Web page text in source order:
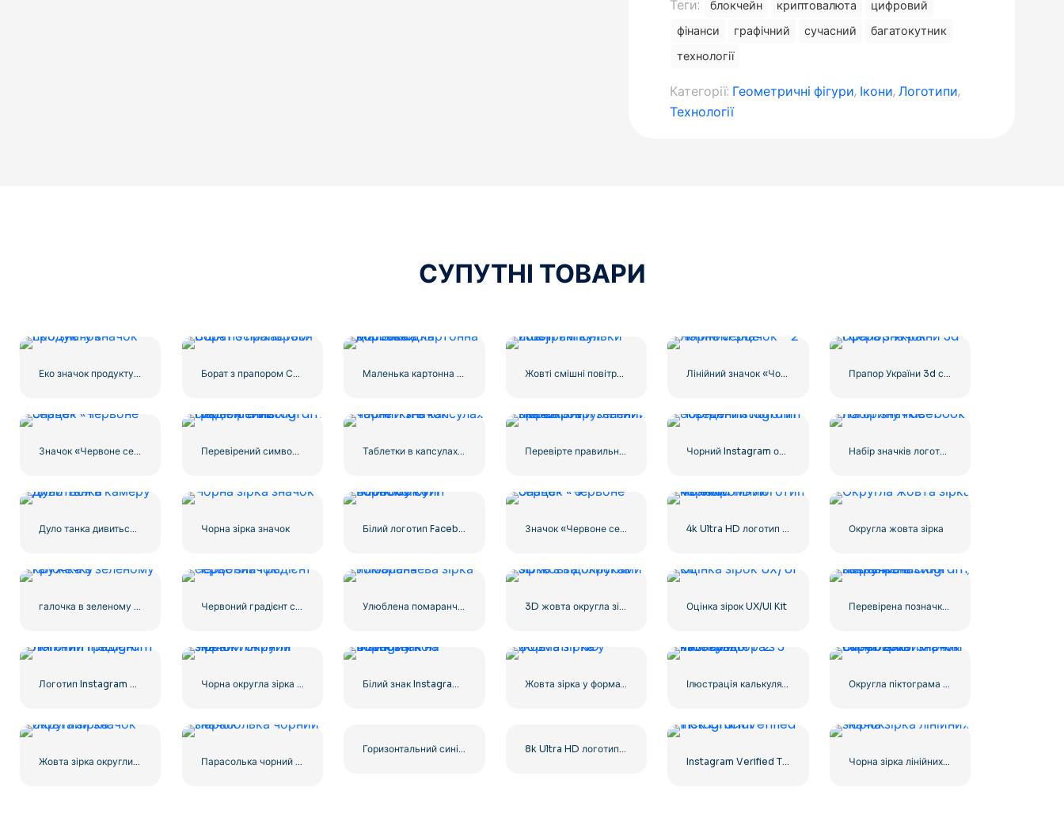
Теги:
блокчейн криптовалюта
цифровий
фінанси
графічний сучасний
багатокутник
технології
Категорії: Геометричні фігури, Ікони,Логотипи,
Технології
СУПУТНІ ТОВАРИ
Еко значок продукту значок Борат з прапором США посміхається Маленька картонна коробка для доставки Жовті смішні повітряні кульки Emoji Лінійний значок «Чорне серце» – 2 Прапор України 3d сфера значок
Значок «Червоне серце» – 1 Перевірений символ синього градієнта Instagram Таблетки в капсулах чорний значок Перевірте правильний зелений значок, округлений Чорний Instagram обведений логотип Набір значків логотипу Facebook
Дуло танка дивиться в камеру Чорна зірка значок Білий логотип Facebook у чорному колі Значок «Червоне серце» – 3 4k Ultra HD логотип чорний монохромний Округла жовта зірка
галочка в зеленому кружечку Червоний градієнт серце значок Улюблена помаранчева зірка 3D жовта округла зірка з відблисками Оцінка зірок UX/UI Kit Перевірена позначка Instagram, закруглена синя
Логотип Instagram лінійний градієнт Чорна округла зірка – лінійний значок Білий знак Instagram на чорному колі Жовта зірка у форматі PNG Ілюстрація калькулятора з числами 0-1-2-3 Округла піктограма Facebook із синім градієнтом
Жовта зірка округлий значок Парасолька чорний значок
Горизонтальний синій логотип Facebook
8k Ultra HD логотип чорний монохромний
Instagram Verified Tick Official
Чорна зірка лінійних значок